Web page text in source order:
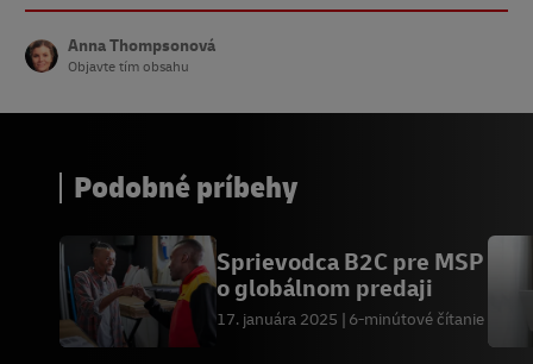
Anna Thompsonová
Objavte tím obsahu
Podobné príbehy
Sprievodca B2C pre MSP
o globálnom predaji
17. januára 2025 6-minútové čítanie